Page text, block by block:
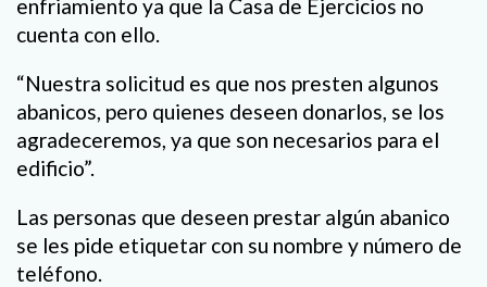
enfriamiento ya que la Casa de Ejercicios no
cuenta con ello.
“Nuestra solicitud es que nos presten algunos
abanicos, pero quienes deseen donarlos, se los
agradeceremos, ya que son necesarios para el
edificio”.
Las personas que deseen prestar algún abanico
se les pide etiquetar con su nombre y número de
teléfono.